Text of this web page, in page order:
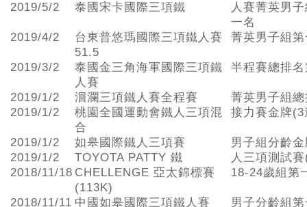
2019/5/2 泰國宋卡國際三項鐵
人賽菁英男
一名
2019/4/2
台東普悠瑪國際三項鐵人賽
51.5
菁英男子組
2019/3/2
泰國金三角海軍國際三項鐵
人賽
半程賽總排
2019/1/2 洄瀾三項鐵人賽全程賽
菁英男子組
2019/1/2
桃園全國運動會鐵人三項混
合
接力賽金牌
2019/1/2 如皋國際鐵人三項賽
男子組分齡
2019/1/2
TOYOTA PATTY 鐵
人三項測試
2018/11/18 CHELLENGE 亞太錦標賽
(113K)
18-24歲組第
2018/11/11 中國如皋國際三項鐵人賽
男子分齡組